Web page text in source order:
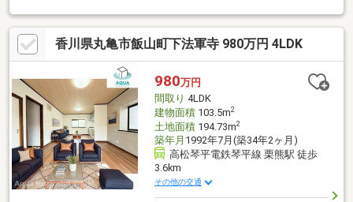
発電」装備！・お子様をいつも身近に感じられる近さが安心の富
熊小学校 富熊保育所（50m）♪・内科まで約800mの距離♪・県道
22号に近く交通の便はとてもいいです♪・部屋数も多く保育所、
小学校も近い為ファミリー層向け物件！・ロフト付きの為荷物が
多くなる方も安心♪・ウッドデッキ付きの為バーベキューや子ども
の遊び場など多目的に活用できます！
香川県丸亀市飯山町下法軍寺 980万円 4LDK
980万円
間取り 4LDK
建物面積103.5m2
土地面積194.73m2
築年月 1992年7月(築34年2ヶ月)
高松琴平電鉄琴平線 栗熊駅 徒歩
3.6km
その他の交通